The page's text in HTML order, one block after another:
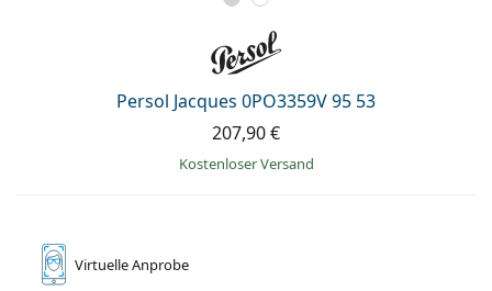
Persol Jacques 0PO3359V 95 53
207,90 €
Kostenloser Versand
VirtuelleAnprobe